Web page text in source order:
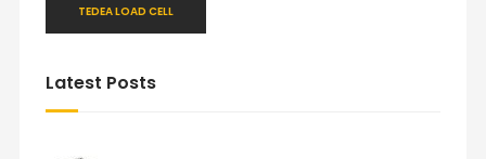
TEDEA LOAD CELL
Latest Posts